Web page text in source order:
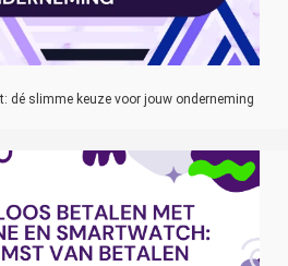
dé slimme keuze voor jouw onderneming